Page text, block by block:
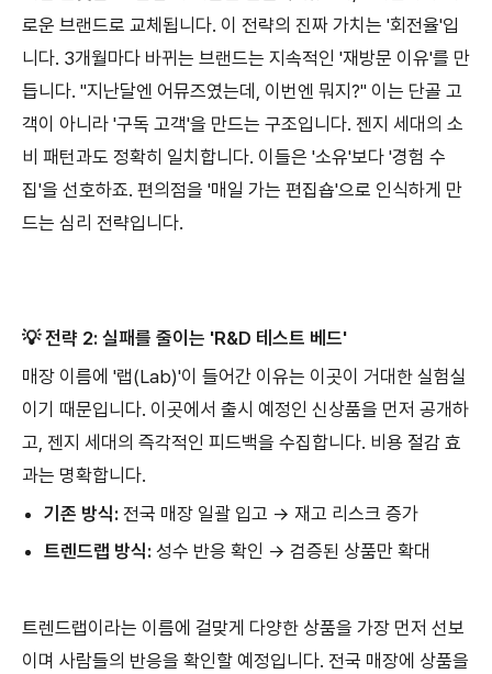
로운 브랜드로 교체됩니다. 이 전략의 진짜 가치는 '회전율'입
니다. 3개월마다 바뀌는 브랜드는 지속적인 '재방문 이유'를 만
듭니다. "지난달엔 어뮤즈였는데, 이번엔 뭐지?" 이는 단골 고
객이 아니라 '구독 고객'을 만드는 구조입니다. 젠지 세대의 소
비 패턴과도 정확히 일치합니다. 이들은 '소유'보다 '경험 수
집'을 선호하죠. 편의점을 '매일 가는 편집숍'으로 인식하게 만
드는 심리 전략입니다.
💡 전략 2: 실패를 줄이는 'R&D 테스트 베드'
매장 이름에 '랩(Lab)'이 들어간 이유는 이곳이 거대한 실험실
이기 때문입니다. 이곳에서 출시 예정인 신상품을 먼저 공개하
고, 젠지 세대의 즉각적인 피드백을 수집합니다. 비용 절감 효
과는 명확합니다.
기존 방식: 전국 매장 일괄 입고 → 재고 리스크 증가
트렌드랩 방식: 성수 반응 확인 → 검증된 상품만 확대
트렌드랩이라는 이름에 걸맞게 다양한 상품을 가장 먼저 선보
이며 사람들의 반응을 확인할 예정입니다. 전국 매장에 상품을